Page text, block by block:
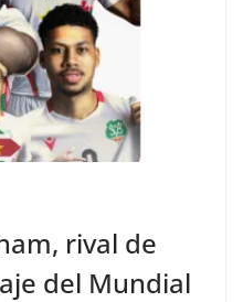
rival de
del Mundial